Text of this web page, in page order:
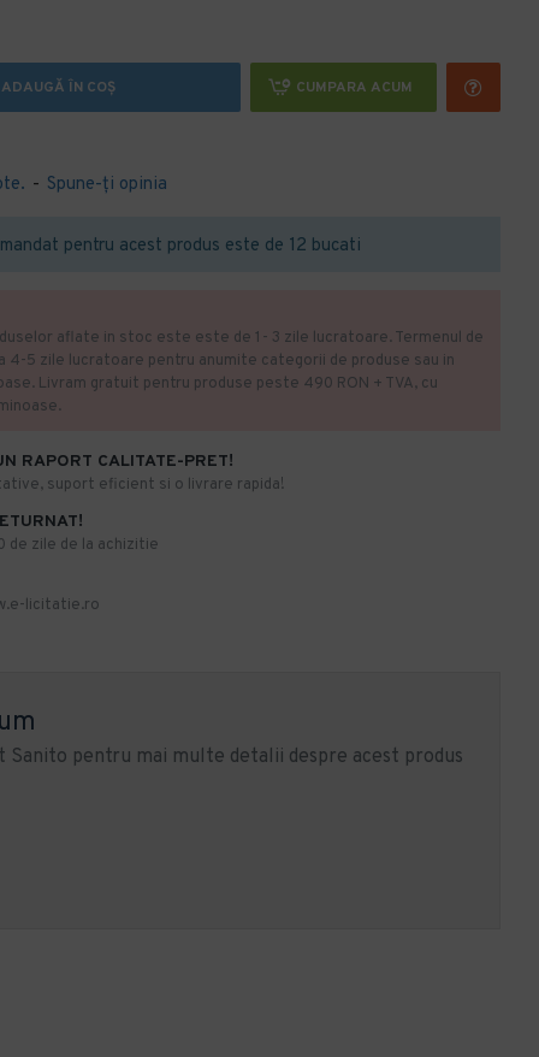
- Spune-ţi opinia
ADAUGĂ ÎN COŞ CUMPARA ACUM
pentru acest produs este de 12 bucati
RAPORT CALITATE-PRET!
suport eficient si o livrare rapida!
de zile de la achizitie
licitatie.ro
aflate in stoc este este de 1- 3 zile lucratoare. Termenul de
4-5 zile lucratoare pentru anumite categorii de produse sau in
Livram gratuit pentru produse peste 490 RON + TVA, cu
Sanito pentru mai multe detalii despre acest produs